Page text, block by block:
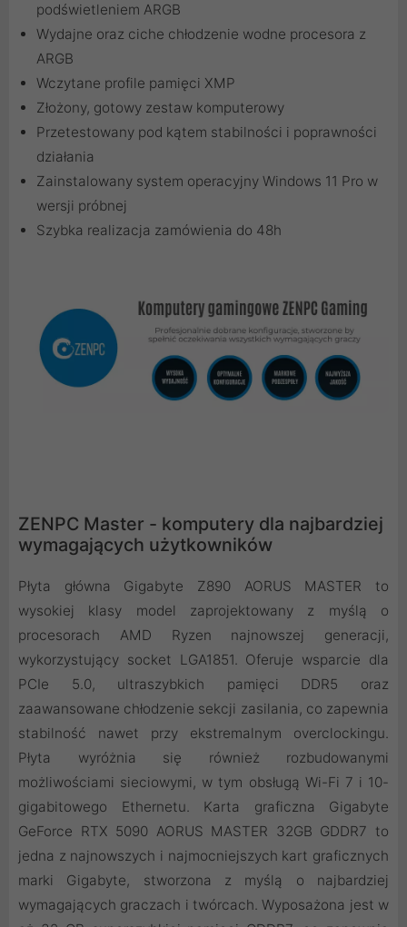
podświetleniem ARGB
Wydajne oraz ciche chłodzenie wodne procesora z
ARGB
Wczytane profile pamięci XMP
Złożony, gotowy zestaw komputerowy
Przetestowany pod kątem stabilności i poprawności
działania
Zainstalowany system operacyjny Windows 11 Pro w
wersji próbnej
Szybka realizacja zamówienia do 48h
ZENPC Master - komputery dla najbardziej
wymagających użytkowników
Płyta główna Gigabyte Z890 AORUS MASTER to
wysokiej klasy model zaprojektowany z myślą o
procesorach AMD Ryzen najnowszej generacji,
wykorzystujący socket LGA1851. Oferuje wsparcie dla
PCIe 5.0, ultraszybkich pamięci DDR5 oraz
zaawansowane chłodzenie sekcji zasilania, co zapewnia
stabilność nawet przy ekstremalnym overclockingu.
Płyta wyróżnia się również rozbudowanymi
możliwościami sieciowymi, w tym obsługą Wi-Fi 7 i 10-
gigabitowego Ethernetu. Karta graficzna Gigabyte
GeForce RTX 5090 AORUS MASTER 32GB GDDR7 to
jedna z najnowszych i najmocniejszych kart graficznych
marki Gigabyte, stworzona z myślą o najbardziej
wymagających graczach i twórcach. Wyposażona jest w